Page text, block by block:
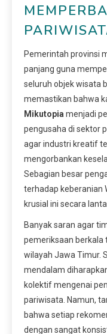
Pemerintah provinsi
panjang guna
seluruh objek wisata
memastikan bahwa
Mikutopia menjadi
pengusaha di sektor
agar industri kreatif
mengorbankan
Sebagian besar
terhadap keberanian
krusial ini secara
Banyak saran agar
pemeriksaan berkala
wilayah Jawa Timur.
mendalam
kolektif mengenai
pariwisata. Namun,
bahwa setiap
dengan sangat